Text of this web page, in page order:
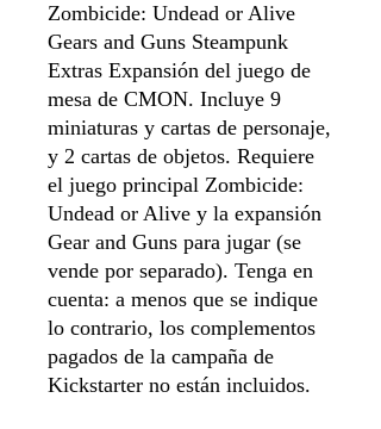
Zombicide: Undead or Alive
Gears and Guns Steampunk
Extras Expansión del juego de
mesa de CMON. Incluye 9
miniaturas y cartas de personaje,
y 2 cartas de objetos. Requiere
el juego principal Zombicide:
Undead or Alive y la expansión
Gear and Guns para jugar (se
vende por separado). Tenga en
cuenta: a menos que se indique
lo contrario, los complementos
pagados de la campaña de
Kickstarter no están incluidos.